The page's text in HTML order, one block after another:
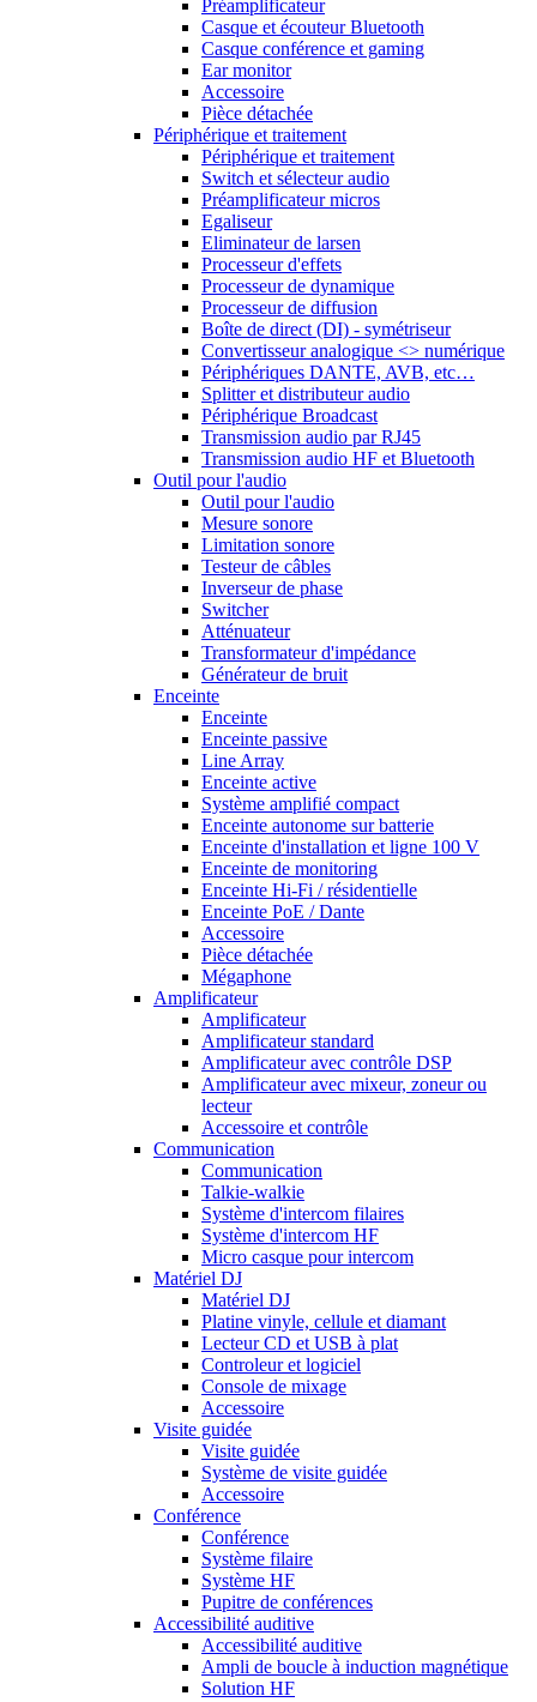
Préamplificateur
Casque et écouteur Bluetooth
Casque conférence et gaming
Ear monitor
Accessoire
Pièce détachée
Périphérique et traitement
Périphérique et traitement
Switch et sélecteur audio
Préamplificateur micros
Egaliseur
Eliminateur de larsen
Processeur d'effets
Processeur de dynamique
Processeur de diffusion
Boîte de direct (DI) - symétriseur
Convertisseur analogique <> numérique
Périphériques DANTE, AVB, etc…
Splitter et distributeur audio
Périphérique Broadcast
Transmission audio par RJ45
Transmission audio HF et Bluetooth
Outil pour l'audio
Outil pour l'audio
Mesure sonore
Limitation sonore
Testeur de câbles
Inverseur de phase
Switcher
Atténuateur
Transformateur d'impédance
Générateur de bruit
Enceinte
Enceinte
Enceinte passive
Line Array
Enceinte active
Système amplifié compact
Enceinte autonome sur batterie
Enceinte d'installation et ligne 100 V
Enceinte de monitoring
Enceinte Hi-Fi / résidentielle
Enceinte PoE / Dante
Accessoire
Pièce détachée
Mégaphone
Amplificateur
Amplificateur
Amplificateur standard
Amplificateur avec contrôle DSP
Amplificateur avec mixeur, zoneur ou
lecteur
Accessoire et contrôle
Communication
Communication
Talkie-walkie
Système d'intercom filaires
Système d'intercom HF
Micro casque pour intercom
Matériel DJ
Matériel DJ
Platine vinyle, cellule et diamant
Lecteur CD et USB à plat
Controleur et logiciel
Console de mixage
Accessoire
Visite guidée
Visite guidée
Système de visite guidée
Accessoire
Conférence
Conférence
Système filaire
Système HF
Pupitre de conférences
Accessibilité auditive
Accessibilité auditive
Ampli de boucle à induction magnétique
Solution HF